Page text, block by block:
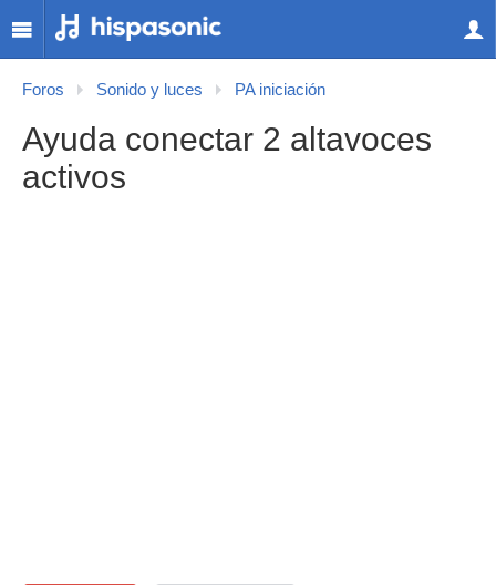
Foros Sonido y luces PA iniciación
Ayuda conectar 2 altavoces
activos